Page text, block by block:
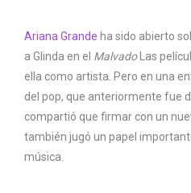
Ariana Grande ha sido abierto
a Glinda en el Malvado
Las
ella como artista. Pero en una
del pop, que anteriormente fue
compartió que firmar con un
también jugó un papel
música.